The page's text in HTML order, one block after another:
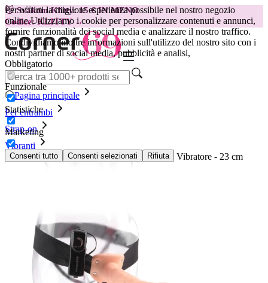
Per offrirti la migliore esperienza possibile nel nostro negozio
online.Utilizziamo i cookie per personalizzare contenuti e annunci,
fornire funzionalità dei social media e analizzare il nostro traffico.
Condividiamo inoltre informazioni sull'utilizzo del nostro sito con i
nostri partner di social media, pubblicità e analisi,
Obbligatorio
Funzionale
Statistiche
Marketing
Consenti tutto Consenti selezionati Rifiuta
😽Svakom Klitty: 15 € IN MENO
Codice: KLITTY →
Pagina principale
Per entrambi
Strap-on
Vibranti
Dildo Cavo Indossabile con Imbragatura con Vibratore - 23 cm